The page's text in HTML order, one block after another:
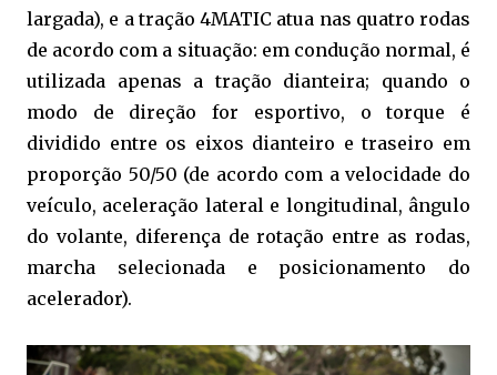
largada), e a tração 4MATIC atua nas quatro rodas
de acordo com a situação: em condução normal, é
utilizada apenas a tração dianteira; quando o
modo de direção for esportivo, o torque é
dividido entre os eixos dianteiro e traseiro em
proporção 50/50 (de acordo com a velocidade do
veículo, aceleração lateral e longitudinal, ângulo
do volante, diferença de rotação entre as rodas,
marcha selecionada e posicionamento do
acelerador).